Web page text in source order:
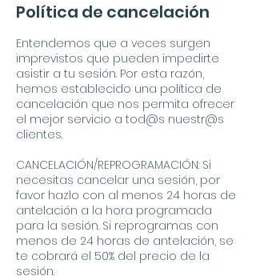
Política de cancelación
Entendemos que a veces surgen
imprevistos que pueden impedirte
asistir a tu sesión. Por esta razón,
hemos establecido una política de
cancelación que nos permita ofrecer
el mejor servicio a tod@s nuestr@s
clientes.
CANCELACIÓN/REPROGRAMACIÓN: Si
necesitas cancelar una sesión, por
favor hazlo con al menos 24 horas de
antelación a la hora programada
para la sesión. Si reprogramas con
menos de 24 horas de antelación, se
te cobrará el 50% del precio de la
sesión.